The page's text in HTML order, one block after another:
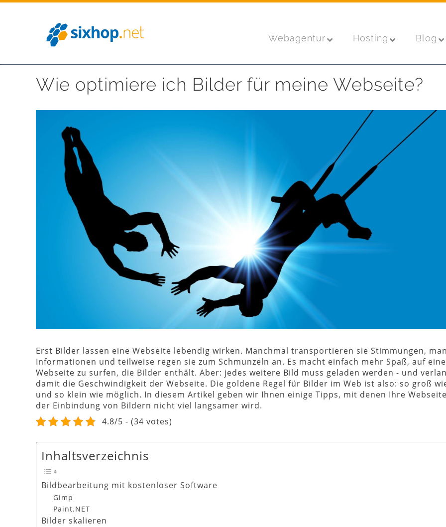
Zum
Webagentur Hosting Blog
Wie optimiere ich Bilder für meine Webseite?
Erst Bilder lassen eine Webseite lebendig wirken. Manchmal transportieren sie Stimmungen,
Informationen und teilweise regen sie zum Schmunzeln an. Es macht einfach mehr Spaß, auf
Webseite zu surfen, die Bilder enthält. Aber: jedes weitere Bild muss geladen werden - und
damit die Geschwindigkeit der Webseite. Die goldene Regel für Bilder im Web ist also: so groß
und so klein wie möglich. In diesem Artikel geben wir Ihnen einige Tipps, mit denen Ihre
der Einbindung von Bildern nicht viel langsamer wird.
4.8/5 - (34 votes)
Inhaltsverzeichnis
Bildbearbeitung mit kostenloser Software
Gimp
Paint.NET
Bilder skalieren